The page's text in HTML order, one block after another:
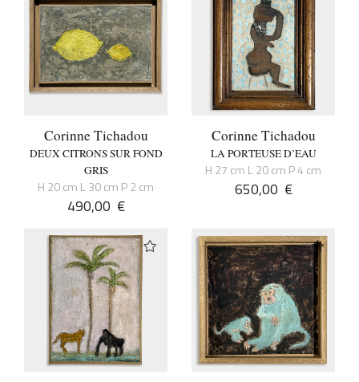
Corinne Tichadou
DEUX CITRONS SUR FOND
GRIS
H 20 cm L 30 cm P 2 cm
490,00 €
Corinne Tichadou
LA PORTEUSE D’EAU
H 27 cm L 20 cm P 4 cm
650,00 €